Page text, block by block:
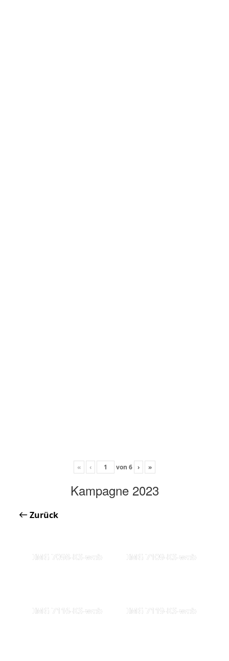
« ‹ von 6 › »
Kampagne 2023
Zurück
IMG 7098-KS-web IMG 7109-KS-web
IMG 7116-KS-web IMG 7119-KS-web